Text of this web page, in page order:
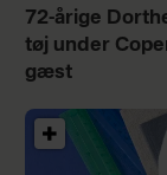
72-årige
tøj under
gæst